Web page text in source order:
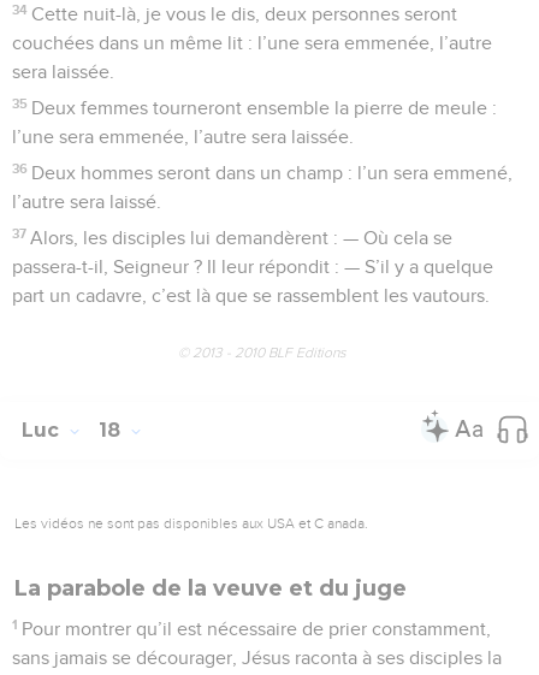
34 Cette nuit-là, je vous le dis, deux personnes seront
couchées dans un même lit : l’une sera emmenée, l’autre
sera laissée.
35 Deux femmes tourneront ensemble la pierre de meule :
l’une sera emmenée, l’autre sera laissée.
36 Deux hommes seront dans un champ : l’un sera emmené,
l’autre sera laissé.
37 Alors, les disciples lui demandèrent : — Où cela se
passera-t-il, Seigneur ? Il leur répondit : — S’il y a quelque
part un cadavre, c’est là que se rassemblent les vautours.
© 2013 - 2010 BLF Editions
Luc 18
Les vidéos ne sont pas disponibles aux USA et C anada.
La parabole de la veuve et du juge
1 Pour montrer qu’il est nécessaire de prier constamment,
sans jamais se décourager, Jésus raconta à ses disciples la